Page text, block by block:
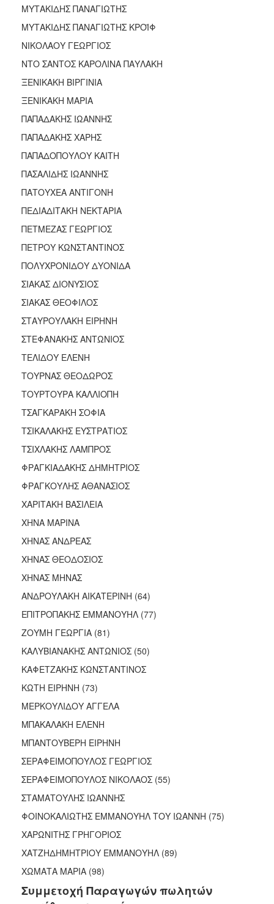
ΜΥΤΑΚΙΔΗΣ ΠΑΝΑΓΙΩΤΗΣ
ΜΥΤΑΚΙΔΗΣ ΠΑΝΑΓΙΩΤΗΣ ΚΡΟΪΦ
ΝΙΚΟΛΑΟΥ ΓΕΩΡΓΙΟΣ
ΝΤΟ ΣΑΝΤΟΣ ΚΑΡΟΛΙΝΑ ΠΑΥΛΑΚΗ
ΞΕΝΙΚΑΚΗ ΒΙΡΓΙΝΙΑ
ΞΕΝΙΚΑΚΗ ΜΑΡΙΑ
ΠΑΠΑΔΑΚΗΣ ΙΩΑΝΝΗΣ
ΠΑΠΑΔΑΚΗΣ ΧΑΡΗΣ
ΠΑΠΑΔΟΠΟΥΛΟΥ ΚΑΙΤΗ
ΠΑΣΑΛΙΔΗΣ ΙΩΑΝΝΗΣ
ΠΑΤΟΥΧΕΑ ΑΝΤΙΓΟΝΗ
ΠΕΔΙΑΔΙΤΑΚΗ ΝΕΚΤΑΡΙΑ
ΠΕΤΜΕΖΑΣ ΓΕΩΡΓΙΟΣ
ΠΕΤΡΟΥ ΚΩΝΣΤΑΝΤΙΝΟΣ
ΠΟΛΥΧΡΟΝΙΔΟΥ ΔΥΟΝΙΔΑ
ΣΙΑΚΑΣ ΔΙΟΝΥΣΙΟΣ
ΣΙΑΚΑΣ ΘΕΟΦΙΛΟΣ
ΣΤΑΥΡΟΥΛΑΚΗ ΕΙΡΗΝΗ
ΣΤΕΦΑΝΑΚΗΣ ΑΝΤΩΝΙΟΣ
ΤΕΛΙΔΟΥ ΕΛΕΝΗ
ΤΟΥΡΝΑΣ ΘΕΟΔΩΡΟΣ
ΤΟΥΡΤΟΥΡΑ ΚΑΛΛΙΟΠΗ
ΤΣΑΓΚΑΡΑΚΗ ΣΟΦΙΑ
ΤΣΙΚΑΛΑΚΗΣ ΕΥΣΤΡΑΤΙΟΣ
ΤΣΙΧΛΑΚΗΣ ΛΑΜΠΡΟΣ
ΦΡΑΓΚΙΑΔΑΚΗΣ ΔΗΜΗΤΡΙΟΣ
ΦΡΑΓΚΟΥΛΗΣ ΑΘΑΝΑΣΙΟΣ
ΧΑΡΙΤΑΚΗ ΒΑΣΙΛΕΙΑ
ΧΗΝΑ ΜΑΡΙΝΑ
ΧΗΝΑΣ ΑΝΔΡΕΑΣ
ΧΗΝΑΣ ΘΕΟΔΟΣΙΟΣ
ΧΗΝΑΣ ΜΗΝΑΣ
ΑΝΔΡΟΥΛΑΚΗ ΑΙΚΑΤΕΡΙΝΗ (64)
ΕΠΙΤΡΟΠΑΚΗΣ ΕΜΜΑΝΟΥΗΛ (77)
ΖΟΥΜΗ ΓΕΩΡΓΙΑ (81)
ΚΑΛΥΒΙΑΝΑΚΗΣ ΑΝΤΩΝΙΟΣ (50)
ΚΑΦΕΤΖΑΚΗΣ ΚΩΝΣΤΑΝΤΙΝΟΣ
ΚΩΤΗ ΕΙΡΗΝΗ (73)
ΜΕΡΚΟΥΛΙΔΟΥ ΑΓΓΕΛΑ
ΜΠΑΚΑΛΑΚΗ ΕΛΕΝΗ
ΜΠΑΝΤΟΥΒΕΡΗ ΕΙΡΗΝΗ
ΣΕΡΑΦΕΙΜΟΠΟΥΛΟΣ ΓΕΩΡΓΙΟΣ
ΣΕΡΑΦΕΙΜΟΠΟΥΛΟΣ ΝΙΚΟΛΑΟΣ (55)
ΣΤΑΜΑΤΟΥΛΗΣ ΙΩΑΝΝΗΣ
ΦΟΙΝΟΚΑΛΙΩΤΗΣ ΕΜΜΑΝΟΥΗΛ ΤΟΥ ΙΩΑΝΝΗ (75)
ΧΑΡΩΝΙΤΗΣ ΓΡΗΓΟΡΙΟΣ
ΧΑΤΖΗΔΗΜΗΤΡΙΟΥ ΕΜΜΑΝΟΥΗΛ (89)
ΧΩΜΑΤΑ ΜΑΡΙΑ (98)
Συμμετοχή Παραγωγών πωλητών